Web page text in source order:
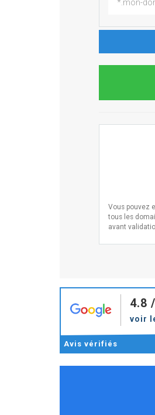
Vous pouvez
tous les
avant
4.8
voir
Avis vérifiés